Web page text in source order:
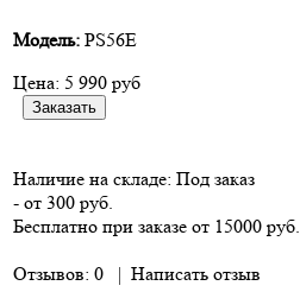
Модель: PS56E
Цена: 5 990 руб
Наличие на складе: Под заказ
- от 300 руб.
Бесплатно при заказе от 15000 руб.
Отзывов: 0 | Написать отзыв